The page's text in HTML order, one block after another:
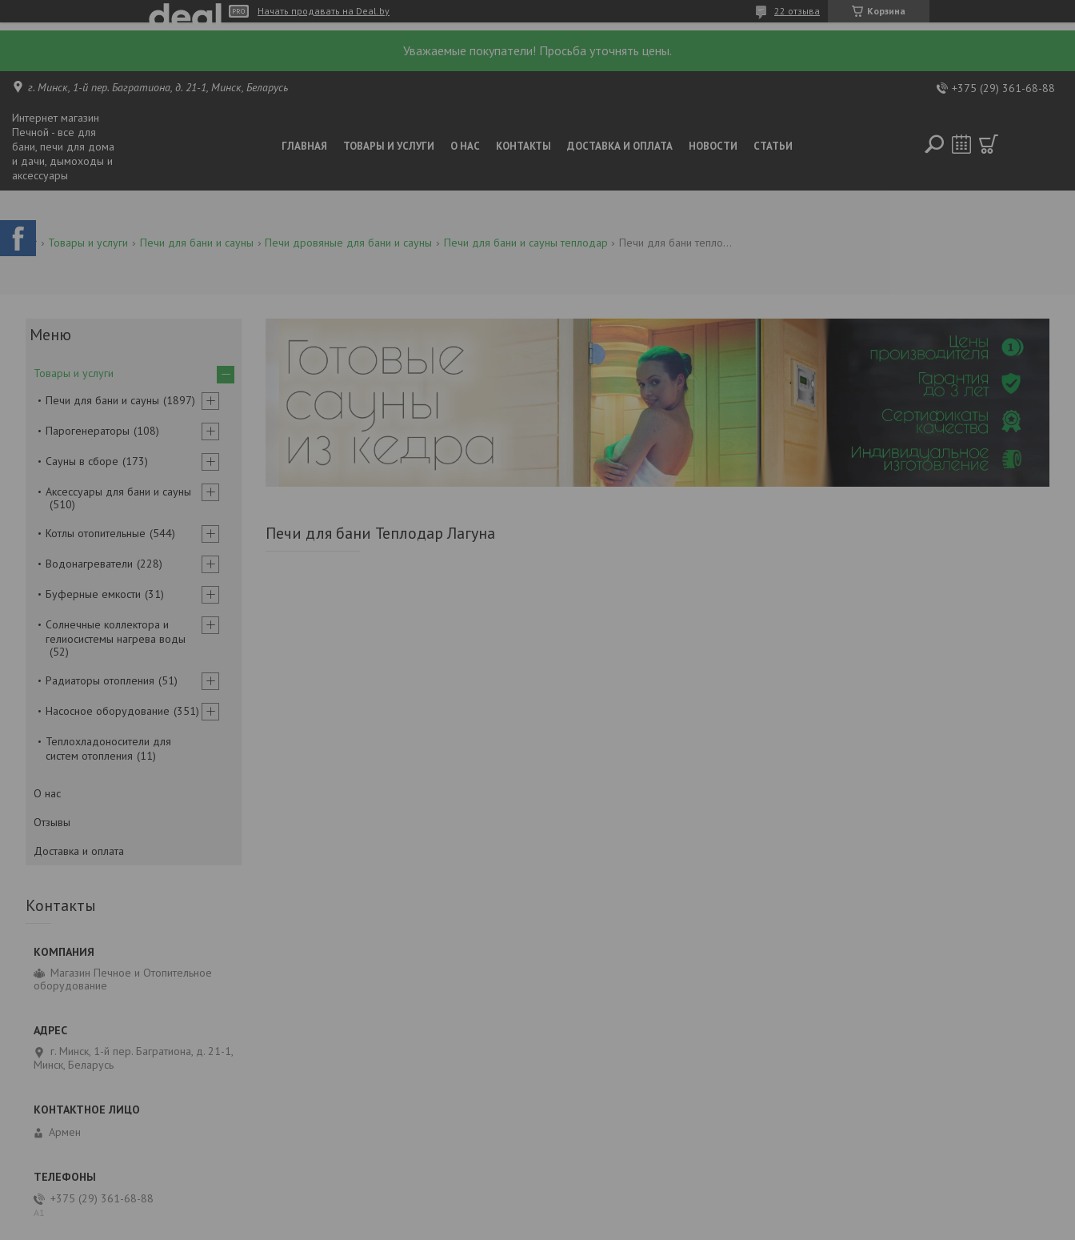
Начать продавать на Deal.by Корзина
22 отзыва
Уважаемые покупатели! Просьба уточнять цены.
г. Минск, 1-й пер. Багратиона, д. 21-1, Минск, Беларусь +375 (29) 361-68-88
Интернет магазин
Печной - все для
бани, печи для дома
и дачи, дымоходы и
аксессуары
ГЛАВНАЯ ТОВАРЫ И УСЛУГИ О НАС КОНТАКТЫ ДОСТАВКА И ОПЛАТА НОВОСТИ СТАТЬИ
Товары и услуги Печи для бани и сауны Печи дровяные для бани и сауны Печи для бани и сауны теплодар Печи для бани теплодар лагуна
Печи для бани Теплодар Лагуна
Товары и услуги
Печи для бани и сауны
1897
Парогенераторы 108
Сауны в сборе 173
Аксессуары для бани и сауны
510
Котлы отопительные
544
Водонагреватели 228
Буферные емкости 31
Солнечные коллектора и
гелиосистемы нагрева воды
52
Радиаторы отопления
51
Насосное оборудование 351
Теплохладоносители для
систем отопления
11
О нас
Отзывы
Доставка и оплата
Контакты
Магазин Печное и Отопительное
оборудование
г. Минск, 1-й пер. Багратиона, д. 21-1,
Минск, Беларусь
Армен
+375 (29) 361-68-88
А1